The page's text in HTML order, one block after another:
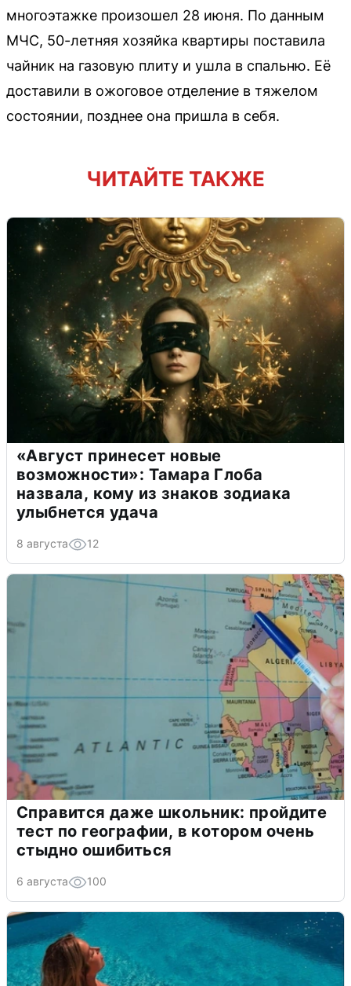
многоэтажке произошел 28 июня. По данным
МЧС, 50-летняя хозяйка квартиры поставила
чайник на газовую плиту и ушла в спальню. Её
доставили в ожоговое отделение в тяжелом
состоянии, позднее она пришла в себя.
ЧИТАЙТЕ ТАКЖЕ
«Август принесет новые
возможности»: Тамара Глоба
назвала, кому из знаков зодиака
улыбнется удача
8 августа 12
Справится даже школьник: пройдите
тест по географии, в котором очень
стыдно ошибиться
6 августа 100